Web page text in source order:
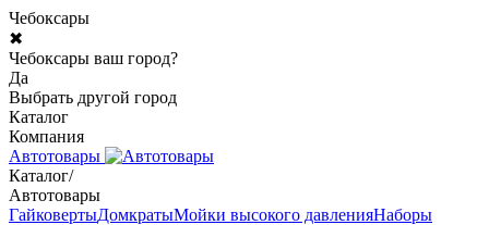
Чебоксары
✖
Чебоксары ваш город?
Да
Выбрать другой город
Каталог
Компания
Автотовары
Каталог/
Автотовары
ГайковертыДомкратыМойки высокого давленияНаборы